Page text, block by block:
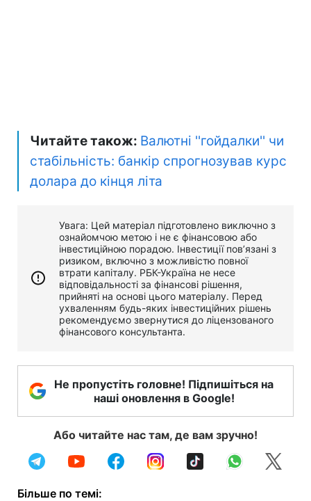
Читайте також: Валютні ''гойдалки'' чи
стабільність: банкір спрогнозував курс
долара до кінця літа
Увага: Цей матеріал підготовлено виключно з
ознайомчою метою і не є фінансовою або
інвестиційною порадою. Інвестиції пов’язані з
ризиком, включно з можливістю повної
втрати капіталу. РБК-Україна не несе
відповідальності за фінансові рішення,
прийняті на основі цього матеріалу. Перед
ухваленням будь-яких інвестиційних рішень
рекомендуємо звернутися до ліцензованого
фінансового консультанта.
Не пропустіть головне! Підпишіться на
наші оновлення в Google!
Або читайте нас там, де вам зручно!
Більше по темі: